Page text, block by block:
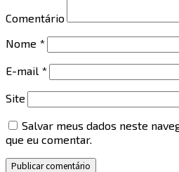
Comentário
Nome *
E-mail *
Site
Salvar meus dados neste
que eu comentar.